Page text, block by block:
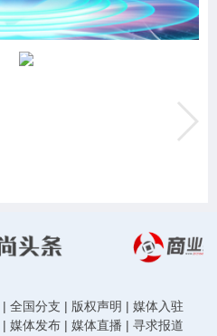
| 全国分支 | 版权声明 | 媒体入驻
| 媒体发布 | 媒体直播 | 寻求报道